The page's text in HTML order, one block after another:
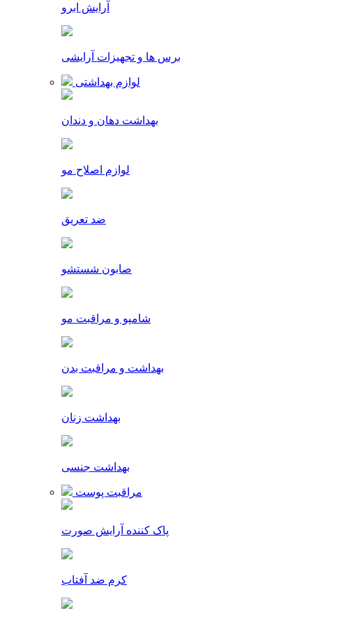
آرایش ابرو
برس ها و تجهیزات آرایشی
لوازم بهداشتی
بهداشت دهان و دندان
لوازم اصلاح مو
ضد تعریق
صابون شستشو
شامپو و مراقبت مو
بهداشت و مراقبت بدن
بهداشت زنان
بهداشت جنسی
مراقبت پوست
پاک کننده آرایش صورت
کرم ضد آفتاب